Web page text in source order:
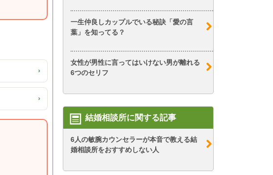
›
›
一生仲良しカップルでいる秘訣「愛の言
葉」を知ってる？
女性が男性に言ってはいけない男が離れる
6つのセリフ
結婚相談所に関する記事
6人の敏腕カウンセラーが本音で教える結
婚相談所をおすすめしない人